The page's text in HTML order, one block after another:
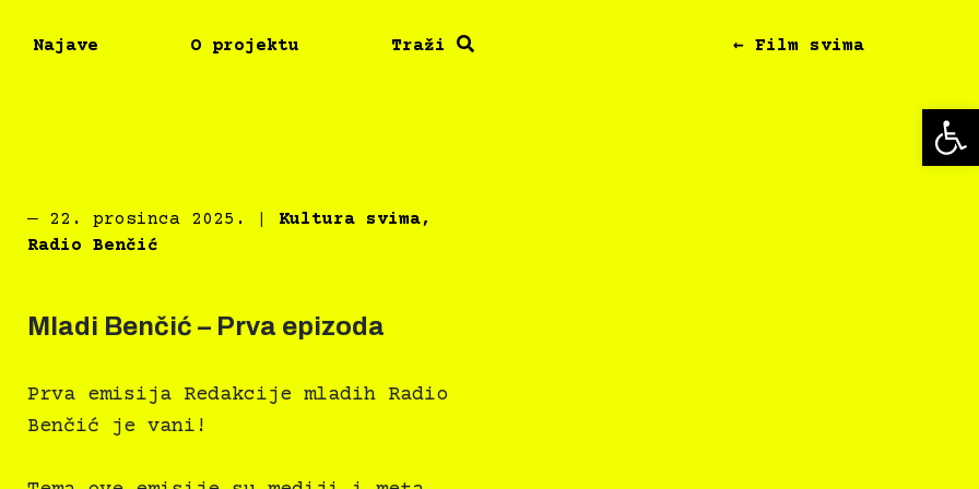
Najave O projektu ← Film svima
Traži
― 22. prosinca 2025. Kultura svima,
Radio Benčić
Mladi Benčić – Prva epizoda
Prva emisija Redakcije mladih Radio
Benčić je vani!